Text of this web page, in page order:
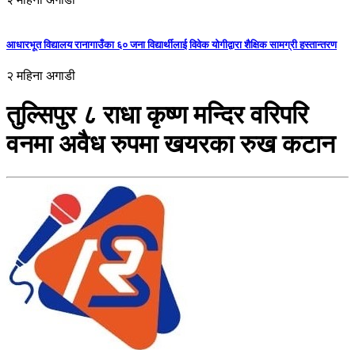
आधारभूत विद्यालय रानागाउँका ६० जना विद्यार्थीलाई विवेक योगीद्वारा शैक्षिक सामग्री हस्तान्तरण
२ महिना अगाडी
तुल्सिपुर ८ राधा कृष्ण मन्दिर वरिपरि
वनमा अवैध रुपमा खयरका रुख कटान